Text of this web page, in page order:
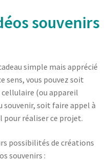
souvenirs
simple mais apprécié
sens, vous pouvez soit
(ou appareil
souvenir, soit faire appel à
réaliser ce projet.
possibilités de créations
souvenirs :